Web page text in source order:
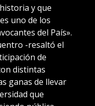
y que
uno de los
del País».
-resaltó el
de
distintas
ganas de llevar
que